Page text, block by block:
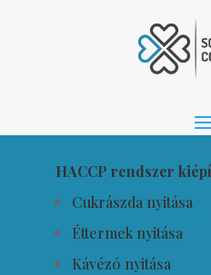
HACCP rendszer
Cukrászda nyitása
Éttermek nyitása
Kávézó nyitása